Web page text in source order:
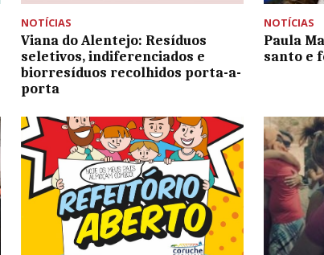
NOTÍCIAS
Viana do Alentejo: Resíduos
seletivos, indiferenciados e
biorresíduos recolhidos porta-a-
porta
NOTÍCIAS
Paula
santo e